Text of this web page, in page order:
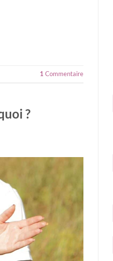
1 Commentaire
?